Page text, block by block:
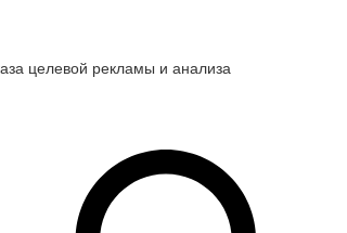
целевой рекламы и анализа